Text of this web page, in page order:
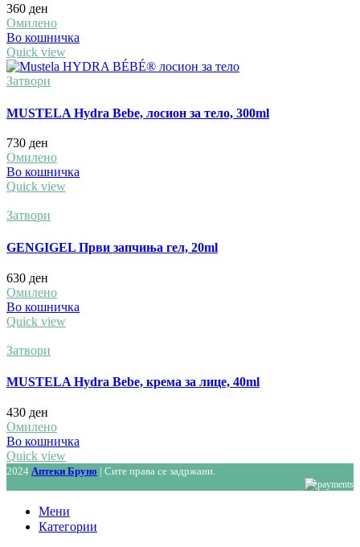
360 ден
Омилено
Во кошничка
Quick view
Затвори
MUSTELA Hydra Bebe, лосион за тело, 300ml
730 ден
Омилено
Во кошничка
Quick view
Затвори
GENGIGEL Први запчиња гел, 20ml
630 ден
Омилено
Во кошничка
Quick view
Затвори
MUSTELA Hydra Bebe, крема за лице, 40ml
430 ден
Омилено
Во кошничка
Quick view
2024 Аптеки Бруно | Сите права се задржани.
Мени
Категории